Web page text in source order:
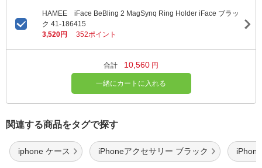
HAMEE iFace BeBling 2 MagSynq Ring Holder iFace ブラッ
ク 41-186415
3,520円
352ポイント
合計 10,560 円
一緒にカートに入れる
関連する商品をタグで探す
iphone ケース iPhoneアクセサリー ブラック